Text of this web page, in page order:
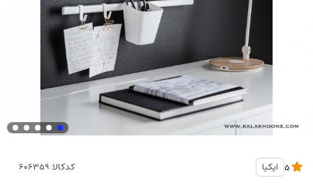
ایکیا کدکالا: